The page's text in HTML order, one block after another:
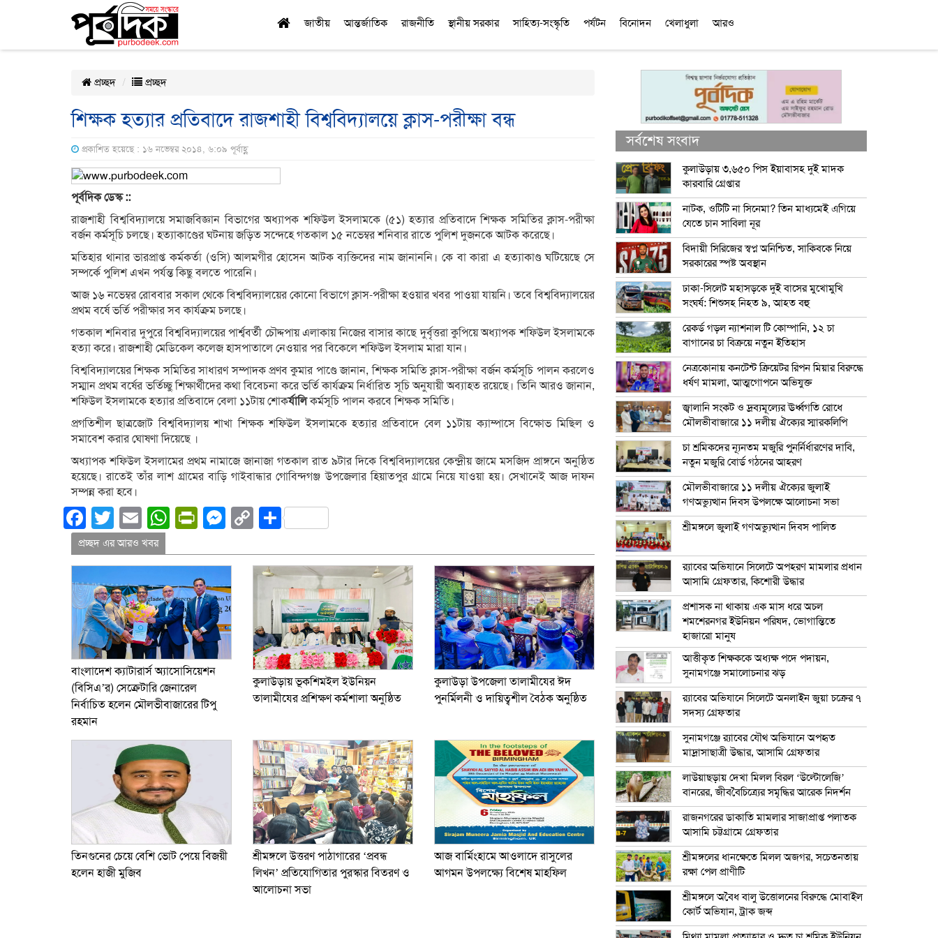
জাতীয় আন্তর্জাতিক রাজনীতি স্থানীয় সরকার সাহিত্য-সংস্কৃতি পর্যটন বিনোদন খেলাধুলা আরও
প্রচ্ছদ প্রচ্ছদ
শিক্ষক হত্যার প্রতিবাদে রাজশাহী বিশ্ববিদ্যালয়ে ক্লাস-পরীক্ষা বন্ধ
প্রকাশিত হয়েছে : ১৬ নভেম্বর ২০১৪, ৬:০৯ পূর্বাহ্ণ
পূর্বদিক ডেস্ক ::
রাজশাহী বিশ্ববিদ্যালয়ে সমাজবিজ্ঞান বিভাগের অধ্যাপক শফিউল ইসলামকে (৫১) হত্যার প্রতিবাদে শিক্ষক সমিতির ক্লাস-পরীক্ষা
বর্জন কর্মসূচি চলছে। হত্যাকাণ্ডের ঘটনায় জড়িত সন্দেহে গতকাল ১৫ নভেম্বর শনিবার রাতে পুলিশ দুজনকে আটক করেছে।
মতিহার থানার ভারপ্রাপ্ত কর্মকর্তা (ওসি) আলমগীর হোসেন আটক ব্যক্তিদের নাম জানাননি। কে বা কারা এ হত্যাকাণ্ড ঘটিয়েছে সে
সম্পর্কে পুলিশ এখন পর্যন্ত কিছু বলতে পারেনি।
আজ ১৬ নভেম্বর রোববার সকাল থেকে বিশ্ববিদ্যালয়ের কোনো বিভাগে ক্লাস-পরীক্ষা হওয়ার খবর পাওয়া যায়নি। তবে বিশ্ববিদ্যালয়ের
প্রথম বর্ষে ভর্তি পরীক্ষার সব কার্যক্রম চলছে।
গতকাল শনিবার দুপুরে বিশ্ববিদ্যালয়ের পার্শ্ববর্তী চৌদ্দপায় এলাকায় নিজের বাসার কাছে দুর্বৃত্তরা কুপিয়ে অধ্যাপক শফিউল ইসলামকে
হত্যা করে। রাজশাহী মেডিকেল কলেজ হাসপাতালে নেওয়ার পর বিকেলে শফিউল ইসলাম মারা যান।
বিশ্ববিদ্যালয়ের শিক্ষক সমিতির সাধারণ সম্পাদক প্রণব কুমার পাণ্ডে জানান, শিক্ষক সমিতি ক্লাস-পরীক্ষা বর্জন কর্মসূচি পালন করলেও
সম্মান প্রথম বর্ষের ভর্তিচ্ছু শিক্ষার্থীদের কথা বিবেচনা করে ভর্তি কার্যক্রম নির্ধারিত সূচি অনুযায়ী অব্যাহত রয়েছে। তিনি আরও জানান,
শফিউল ইসলামকে হত্যার প্রতিবাদে বেলা ১১টায় শোকর্যালিকর্মসূচি পালন করবে শিক্ষক সমিতি।
প্রগতিশীল ছাত্রজোট বিশ্ববিদ্যালয় শাখা শিক্ষক শফিউল ইসলামকে হত্যার প্রতিবাদে বেল ১১টায় ক্যাম্পাসে বিক্ষোভ মিছিল ও
সমাবেশ করার ঘোষণা দিয়েছে ।
অধ্যাপক শফিউল ইসলামের প্রথম নামাজে জানাজা গতকাল রাত ৯টার দিকে বিশ্ববিদ্যালয়ের কেন্দ্রীয় জামে মসজিদ প্রাঙ্গনে অনুষ্ঠিত
হয়েছে। রাতেই তাঁর লাশ গ্রামের বাড়ি গাইবান্ধার গোবিন্দগঞ্জ উপজেলার হিয়াতপুর গ্রামে নিয়ে যাওয়া হয়। সেখানেই আজ দাফন
সম্পন্ন করা হবে।
Facebook
Twitter
EmailWhatsApp
PrintFriendly
Messenger
CopyShare
প্রচ্ছদ এর আরও খবর
বাংলাদেশ ক্যাটারার্স অ্যাসোসিয়েশন
(বিসিএ’র) সেক্রেটারি জেনারেল
নির্বাচিত হলেন মৌলভীবাজারের টিপু
রহমান
কুলাউড়ায় ভূকশিমইল ইউনিয়ন
তালামীযের প্রশিক্ষণ কর্মশালা অনুষ্ঠিত
কুলাউড়া উপজেলা তালামীযের ঈদ
পুনর্মিলনী ও দায়িত্বশীল বৈঠক অনুষ্ঠিত
তিনগুনের চেয়ে বেশি ভোট পেয়ে বিজয়ী
হলেন হাজী মুজিব
শ্রীমঙ্গলে উত্তরণ পাঠাগারের ‘প্রবন্ধ
লিখন’ প্রতিযোগিতার পুরস্কার বিতরণ ও
আলোচনা সভা
আজ বার্মিংহামে আওলাদে রাসুলের
আগমন উপলক্ষ্যে বিশেষ মাহফিল
সর্বশেষ সংবাদ
কুলাউড়ায় ৩,৬৫০ পিস ইয়াবাসহ দুই মাদক
কারবারি গ্রেপ্তার
নাটক, ওটিটি না সিনেমা? তিন মাধ্যমেই এগিয়ে
যেতে চান সাবিলা নূর
বিদায়ী সিরিজের স্বপ্ন অনিশ্চিত, সাকিবকে নিয়ে
সরকারের স্পষ্ট অবস্থান
ঢাকা-সিলেট মহাসড়কে দুই বাসের মুখোমুখি
সংঘর্ষ: শিশুসহ নিহত ৯, আহত বহু
রেকর্ড গড়ল ন্যাশনাল টি কোম্পানি, ১২ চা
বাগানের চা বিক্রয়ে নতুন ইতিহাস
নেত্রকোনায় কনটেন্ট ক্রিয়েটর রিপন মিয়ার বিরুদ্ধে
ধর্ষণ মামলা, আত্মগোপনে অভিযুক্ত
জ্বালানি সংকট ও দ্রব্যমূল্যের ঊর্ধ্বগতি রোধে
মৌলভীবাজারে ১১ দলীয় ঐক্যের স্মারকলিপি
চা শ্রমিকদের ন্যূনতম মজুরি পুনর্নির্ধারণের দাবি,
নতুন মজুরি বোর্ড গঠনের আহরণ
মৌলভীবাজারে ১১ দলীয় ঐক্যের জুলাই
গণঅভ্যুত্থান দিবস উপলক্ষে আলোচনা সভা
শ্রীমঙ্গলে জুলাই গণঅভ্যুত্থান দিবস পালিত
র‍্যাবের অভিযানে সিলেটে অপহরণ মামলার প্রধান
আসামি গ্রেফতার, কিশোরী উদ্ধার
প্রশাসক না থাকায় এক মাস ধরে অচল
শমশেরনগর ইউনিয়ন পরিষদ, ভোগান্তিতে
হাজারো মানুষ
আত্তীকৃত শিক্ষককে অধ্যক্ষ পদে পদায়ন,
সুনামগঞ্জে সমালোচনার ঝড়
র‍্যাবের অভিযানে সিলেটে অনলাইন জুয়া চক্রের ৭
সদস্য গ্রেফতার
সুনামগঞ্জে র‍্যাবের যৌথ অভিযানে অপহৃত
মাদ্রাসাছাত্রী উদ্ধার, আসামি গ্রেফতার
লাউয়াছড়ায় দেখা মিলল বিরল ‘উল্টোলেজি’
বানরের, জীববৈচিত্র্যের সমৃদ্ধির আরেক নিদর্শন
রাজনগরের ডাকাতি মামলার সাজাপ্রাপ্ত পলাতক
আসামি চট্টগ্রামে গ্রেফতার
শ্রীমঙ্গলের ধানক্ষেতে মিলল অজগর, সচেতনতায়
রক্ষা পেল প্রাণীটি
শ্রীমঙ্গলে অবৈধ বালু উত্তোলনের বিরুদ্ধে মোবাইল
কোর্ট অভিযান, ট্রাক জব্দ